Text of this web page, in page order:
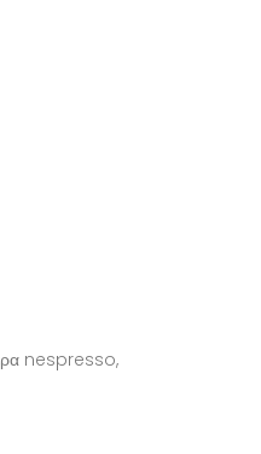
nespresso,